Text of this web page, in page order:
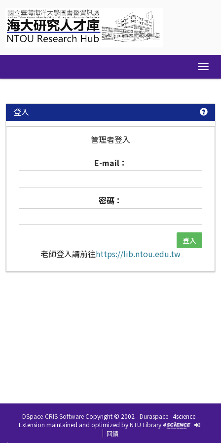
navigation
登入
管理者登入
E-mail：
密碼：
老師登入請前往https://lib.ntou.edu.tw
DSpace-CRIS SoftwareCopyright © 2002- Duraspace 4science -
Extension maintained and optimized byNTU Library
回饋